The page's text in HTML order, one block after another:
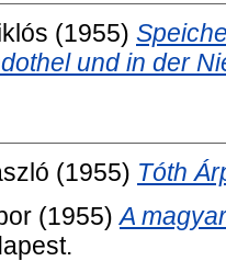
(1955)
und in der
(1955) Tóth
(1955)A